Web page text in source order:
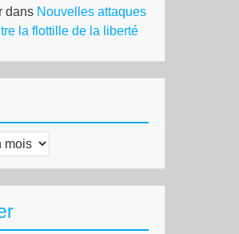
dans Nouvelles attaques
la flottille de la liberté